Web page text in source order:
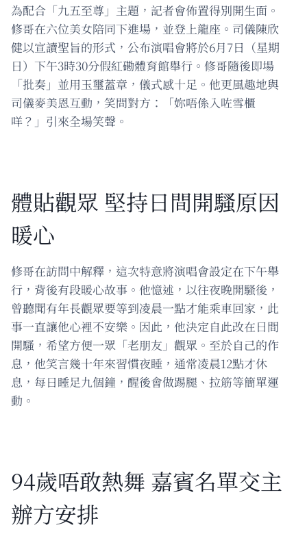
為配合「九五至尊」主題，記者會佈置得別開生面。
修哥在六位美女陪同下進場，並登上龍座。司儀陳欣
健以宣讀聖旨的形式，公布演唱會將於6月7日（星期
日）下午3時30分假紅磡體育館舉行。修哥隨後即場
「批奏」並用玉璽蓋章，儀式感十足。他更風趣地與
司儀麥美恩互動，笑問對方：「妳唔係入咗雪櫃
咩？」引來全場笑聲。
體貼觀眾 堅持日間開騷原因
暖心
修哥在訪問中解釋，這次特意將演唱會設定在下午舉
行，背後有段暖心故事。他憶述，以往夜晚開騷後，
曾聽聞有年長觀眾要等到凌晨一點才能乘車回家，此
事一直讓他心裡不安樂。因此，他決定自此改在日間
開騷，希望方便一眾「老朋友」觀眾。至於自己的作
息，他笑言幾十年來習慣夜睡，通常凌晨12點才休
息，每日睡足九個鐘，醒後會做踢腿、拉筋等簡單運
動。
94歲唔敢熱舞 嘉賓名單交主
辦方安排